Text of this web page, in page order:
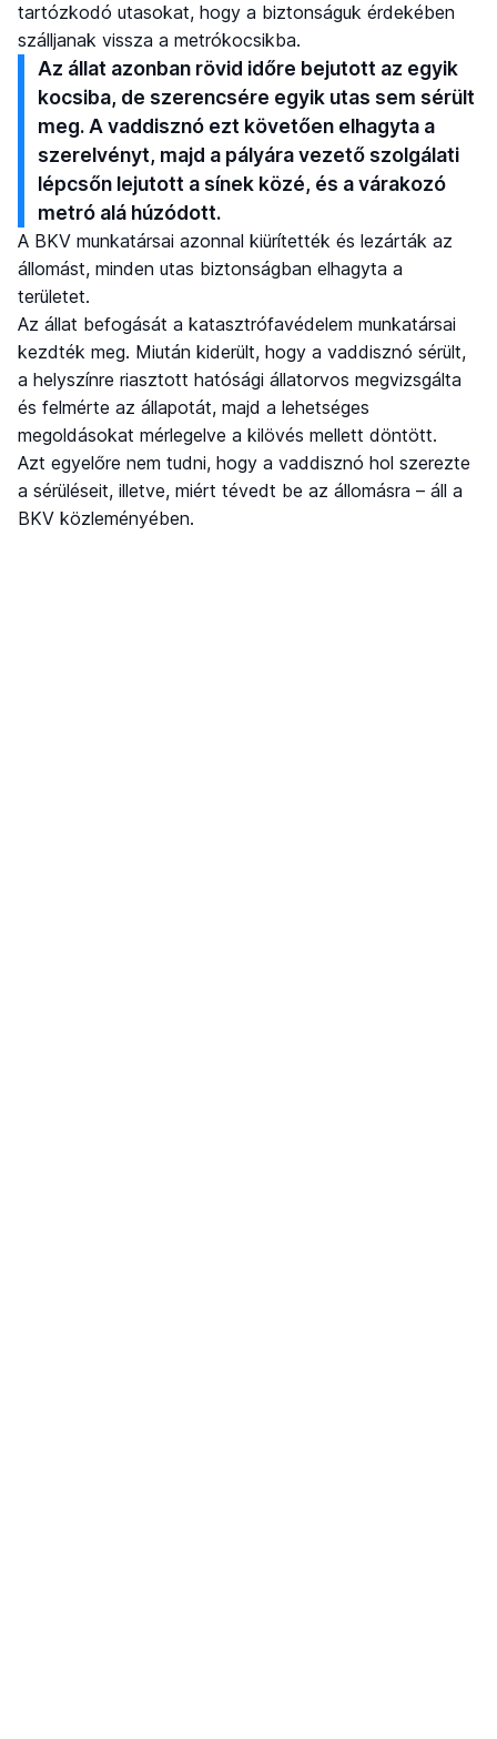
tartózkodó utasokat, hogy a biztonságuk érdekében
szálljanak vissza a metrókocsikba.
Az állat azonban rövid időre bejutott az egyik
kocsiba, de szerencsére egyik utas sem sérült
meg. A vaddisznó ezt követően elhagyta a
szerelvényt, majd a pályára vezető szolgálati
lépcsőn lejutott a sínek közé, és a várakozó
metró alá húzódott.
A BKV munkatársai azonnal kiürítették és lezárták az
állomást, minden utas biztonságban elhagyta a
területet.
Az állat befogását a katasztrófavédelem munkatársai
kezdték meg. Miután kiderült, hogy a vaddisznó sérült,
a helyszínre riasztott hatósági állatorvos megvizsgálta
és felmérte az állapotát, majd a lehetséges
megoldásokat mérlegelve a kilövés mellett döntött.
Azt egyelőre nem tudni, hogy a vaddisznó hol szerezte
a sérüléseit, illetve, miért tévedt be az állomásra – áll a
BKV közleményében.